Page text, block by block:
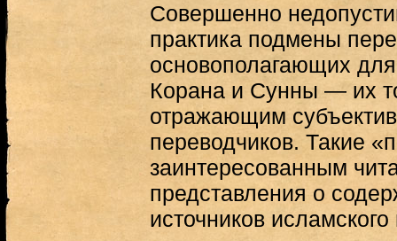
Совершенно
практика подмены
основополагающих
Корана и Сунны — их
отражающим
переводчиков. Такие
заинтересованным
представления о
источников